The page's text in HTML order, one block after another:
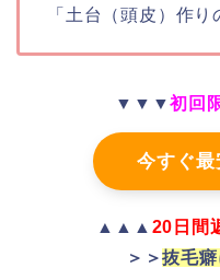
「土台（頭皮）作り
▼▼▼初回
今すぐ最
▲▲▲ 20日間
＞＞抜毛癖